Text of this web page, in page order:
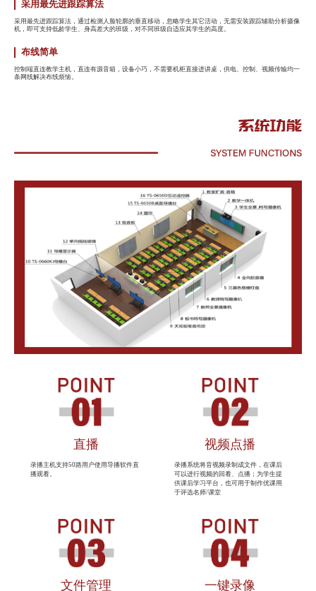
采用最先进跟踪算法
采用最先进跟踪算法，通过检测人脸轮廓的垂直移动，忽略学生其它活动，无需安装跟踪辅助分析摄像
机，即可支持低龄学生、身高差大的班级，对不同班级自适应其学生的高度。
布线简单
控制端直连教学主机，直连有源音箱，设备小巧，不需要机柜直接进讲桌，供电、控制、视频传输均一
条网线解决布线烦恼。
直播
录播主机支持50路用户使用导播软件直
播观看。
视频点播
录播系统将音视频录制成文件，在课后
可以进行视频的回看、点播；为学生提
供课后学习平台，也可用于制作优课用
于评选名师/课堂
文件管理 一键录像